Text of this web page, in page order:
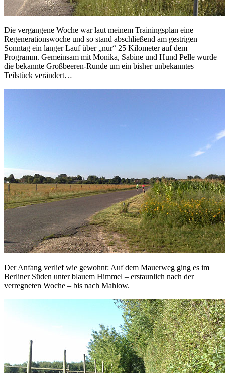
Die vergangene Woche war laut meinem Trainingsplan eine
Regenerationswoche und so stand abschließend am gestrigen
Sonntag ein langer Lauf über „nur“ 25 Kilometer auf dem
Programm. Gemeinsam mit Monika, Sabine und Hund Pelle wurde
die bekannte Großbeeren-Runde um ein bisher unbekanntes
Teilstück verändert…
Der Anfang verlief wie gewohnt: Auf dem Mauerweg ging es im
Berliner Süden unter blauem Himmel – erstaunlich nach der
verregneten Woche – bis nach Mahlow.